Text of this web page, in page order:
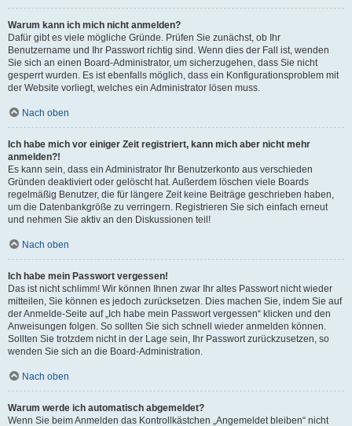
Warum kann ich mich nicht anmelden?
Dafür gibt es viele mögliche Gründe. Prüfen Sie zunächst, ob Ihr
Benutzername und Ihr Passwort richtig sind. Wenn dies der Fall ist, wenden
Sie sich an einen Board-Administrator, um sicherzugehen, dass Sie nicht
gesperrt wurden. Es ist ebenfalls möglich, dass ein Konfigurationsproblem mit
der Website vorliegt, welches ein Administrator lösen muss.
Nach oben
Ich habe mich vor einiger Zeit registriert, kann mich aber nicht mehr
anmelden?!
Es kann sein, dass ein Administrator Ihr Benutzerkonto aus verschieden
Gründen deaktiviert oder gelöscht hat. Außerdem löschen viele Boards
regelmäßig Benutzer, die für längere Zeit keine Beiträge geschrieben haben,
um die Datenbankgröße zu verringern. Registrieren Sie sich einfach erneut
und nehmen Sie aktiv an den Diskussionen teil!
Nach oben
Ich habe mein Passwort vergessen!
Das ist nicht schlimm! Wir können Ihnen zwar Ihr altes Passwort nicht wieder
mitteilen, Sie können es jedoch zurücksetzen. Dies machen Sie, indem Sie auf
der Anmelde-Seite auf „Ich habe mein Passwort vergessen“ klicken und den
Anweisungen folgen. So sollten Sie sich schnell wieder anmelden können.
Sollten Sie trotzdem nicht in der Lage sein, Ihr Passwort zurückzusetzen, so
wenden Sie sich an die Board-Administration.
Nach oben
Warum werde ich automatisch abgemeldet?
Wenn Sie beim Anmelden das Kontrollkästchen „Angemeldet bleiben“ nicht